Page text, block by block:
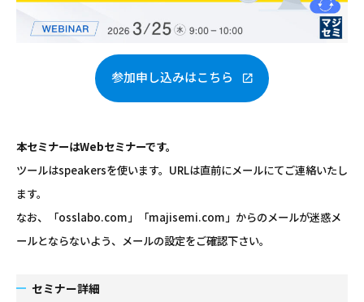
参加申し込みはこちら
本セミナーはWebセミナーです。
ツールはspeakersを使います。URLは直前にメールにてご連絡いたし
ます。
なお、「osslabo.com」「majisemi.com」からのメールが迷惑メ
ールとならないよう、メールの設定をご確認下さい。
セミナー詳細